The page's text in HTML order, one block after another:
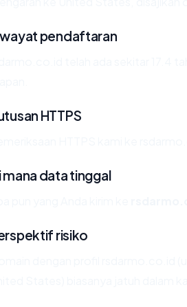
pendaftaran
HTTPS
mana data tinggal
risiko